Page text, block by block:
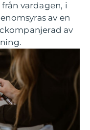
vardagen, i
av en
av